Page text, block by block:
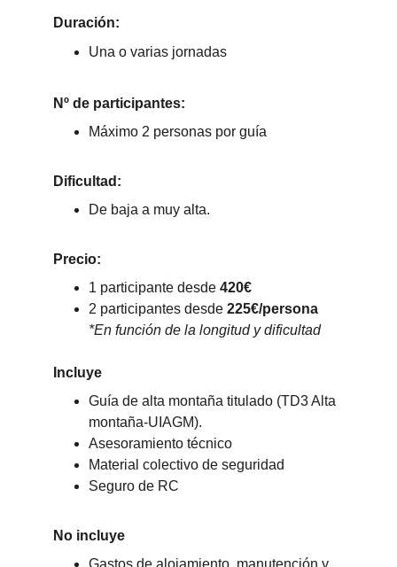
Duración:
Una o varias jornadas
Nº de participantes:
Máximo 2 personas por guía
Dificultad:
De baja a muy alta.
Precio:
1 participante desde 420€
2 participantes desde 225€/persona
*En función de la longitud y dificultad
Incluye
Guía de alta montaña titulado (TD3 Alta
montaña-UIAGM).
Asesoramiento técnico
Material colectivo de seguridad
Seguro de RC
No incluye
Gastos de alojamiento, manutención y